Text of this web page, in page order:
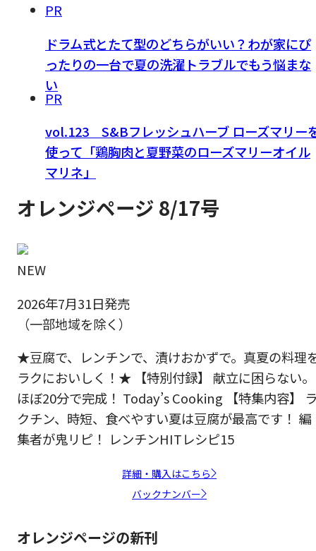
PR
ドラム式とたて型のどちらがいい？わが家にぴ
ったりの一台で夏の洗濯トラブルでもう悩まな
い
PR
vol.123 S&Bフレッシュハーブ ローズマリー
使って「鶏胸肉と夏野菜のローズマリーオイル
マリネ」
オレンジページ 8/17号
NEW
2026年7月31日発売
（一部地域を除く）
★豆腐で、レンチンで、漬けおかずで。真夏の料理
ラクにおいしく！★ 【特別付録】 献立に困らない。
ほぼ20分で完成！ Today’s Cooking 【特集内容】
クチン、時短、食べやすい夏は豆腐が最高です！ 編
集者が鬼リピ！ レンチンHITレシピ15
詳細・購入はこちら
バックナンバー
オレンジページの新刊